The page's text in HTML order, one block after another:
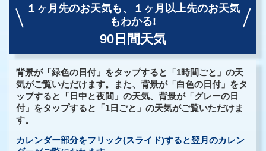
１ヶ月先のお天気も、
１ヶ月以上先のお天気
もわかる!
90日間天気
背景が「緑色の日付」をタップすると「1時間ごと」の天
気がご覧いただけます。また、背景が「白色の日付」をタ
ップすると「日中と夜間」の天気、背景が「グレーの日
付」をタップすると「1日ごと」の天気がご覧いただけま
す。
カレンダー部分をフリック(スライド)すると翌月のカレン